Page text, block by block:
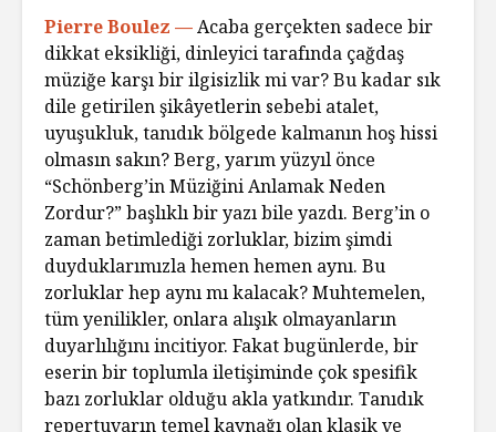
Pierre Boulez —Acaba gerçekten sadece bir
dikkat eksikliği, dinleyici tarafında çağdaş
müziğe karşı bir ilgisizlik mi var? Bu kadar sık
dile getirilen şikâyetlerin sebebi atalet,
uyuşukluk, tanıdık bölgede kalmanın hoş hissi
olmasın sakın? Berg, yarım yüzyıl önce
“Schönberg’in Müziğini Anlamak Neden
Zordur?” başlıklı bir yazı bile yazdı. Berg’in o
zaman betimlediği zorluklar, bizim şimdi
duyduklarımızla hemen hemen aynı. Bu
zorluklar hep aynı mı kalacak? Muhtemelen,
tüm yenilikler, onlara alışık olmayanların
duyarlılığını incitiyor. Fakat bugünlerde, bir
eserin bir toplumla iletişiminde çok spesifik
bazı zorluklar olduğu akla yatkındır. Tanıdık
repertuvarın temel kaynağı olan klasik ve